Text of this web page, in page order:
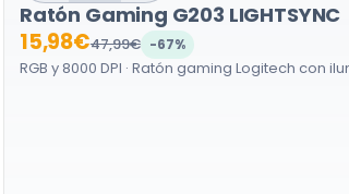
Ratón Gaming G203 LIGHTSYNC
15,98€47,99€ -67%
RGB y 8000 DPI · Ratón gaming Logitech con